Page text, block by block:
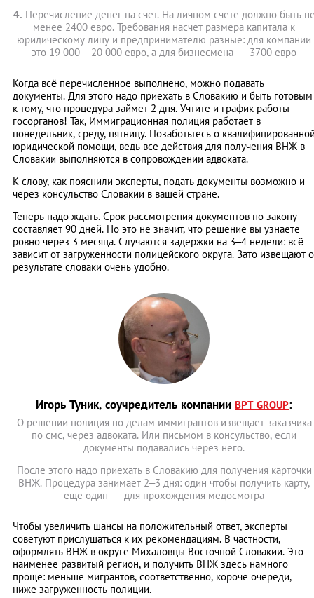
4. Перечисление денег на счет. На личном счете должно быть
менее 2400 евро. Требования насчет размера капитала к
юридическому лицу и предпринимателю разные: для компании
это 19 000 – 20 000 евро, а для бизнесмена — 3700 евро
Когда всё перечисленное выполнено, можно подавать
документы. Для этого надо приехать в Словакию и быть готовым
к тому, что процедура займет 2 дня. Учтите и график работы
госорганов! Так, Иммиграционная полиция работает в
понедельник, среду, пятницу. Позаботьтесь о
юридической помощи, ведь все действия для получения ВНЖ в
Словакии выполняются в сопровождении адвоката.
К слову, как пояснили эксперты, подать документы возможно и
через консульство Словакии в вашей стране.
Теперь надо ждать. Срок рассмотрения документов по закону
составляет 90 дней. Но это не значит, что решение вы узнаете
ровно через 3 месяца. Случаются задержки на 3–4 недели: всё
зависит от загруженности полицейского округа. Зато извещают о
результате словаки очень удобно.
Игорь Туник, соучредитель компании BPT GROUP:
О решении полиция по делам иммигрантов извещает заказчика
по смс, через адвоката. Или письмом в консульство, если
документы подавались через него.
После этого надо приехать в Словакию для получения карточки
ВНЖ. Процедура занимает 2–3 дня: один чтобы получить карту,
еще один — для прохождения медосмотра
Чтобы увеличить шансы на положительный ответ, эксперты
советуют прислушаться к их рекомендациям. В частности,
оформлять ВНЖ в округе Михаловцы Восточной Словакии. Это
наименее развитый регион, и получить ВНЖ здесь намного
проще: меньше мигрантов, соответственно, короче очереди,
ниже загруженность полиции.